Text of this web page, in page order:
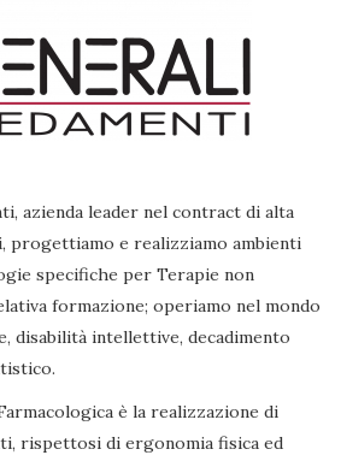
azienda leader nel contract di alta
progettiamo e realizziamo ambienti
specifiche per Terapie non
formazione; operiamo nel mondo
disabilità intellettive, decadimento
è la realizzazione di
rispettosi di ergonomia fisica ed